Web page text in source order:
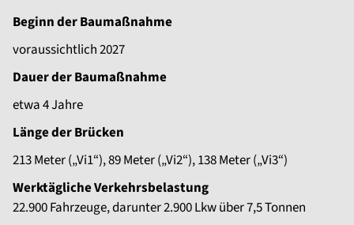
Beginn der Baumaßnahme
voraussichtlich 2027
Dauer der Baumaßnahme
etwa 4 Jahre
Länge der Brücken
213 Meter („Vi1“), 89 Meter („Vi2“), 138 Meter („Vi3“)
Werktägliche Verkehrsbelastung
22.900 Fahrzeuge, darunter 2.900 Lkw über 7,5 Tonnen